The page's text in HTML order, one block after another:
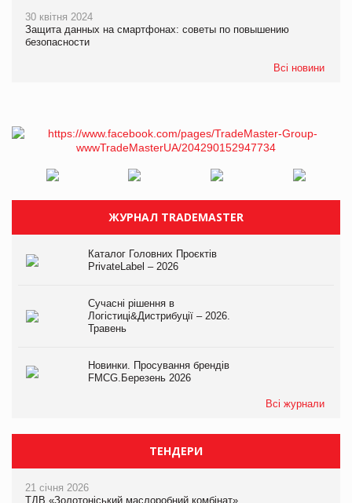
30 квітня 2024
Защита данных на смартфонах: советы по повышению
безопасности
Всі новини
ЖУРНАЛ TRADEMASTER
Каталог Головних Проєктів
PrivateLabel – 2026
Сучасні рішення в
Логістиці&Дистрибуції – 2026.
Травень
Новинки. Просування брендів
FMCG.Березень 2026
Всі журнали
ТЕНДЕРИ
21 січня 2026
ТДВ «Золотоніський маслоробний комбінат»